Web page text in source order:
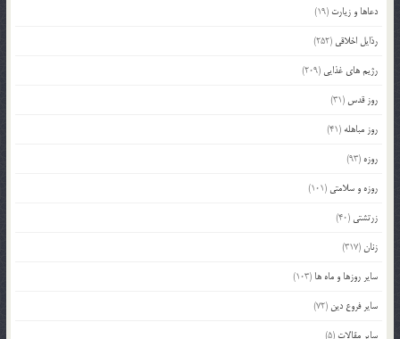
دعاها و زیارت (19)
رذایل اخلاقی (252)
رژیم های غذایی (209)
روز قدس (31)
روز مباهله (41)
روزه (93)
روزه و سلامتی (101)
زرتشتی (40)
زنان(317)
سایر روزها و ماه ها (103)
سایر فروع دین (72)
سایر مقالات (5)